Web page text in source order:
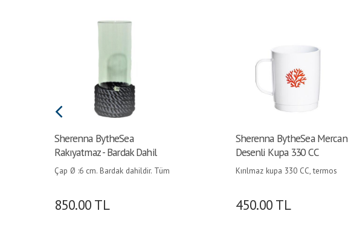
Sherenna BytheSea
Rakıyatmaz - Bardak Dahil
Çap Ø :6 cm. Bardak dahildir. Tüm
üretilmiştir
850.00 TL
Sherenna BytheSea Mercan
Desenli Kupa 330 CC
Kırılmaz kupa 330 CC, termos
lekesi tutmaz
450.00 TL